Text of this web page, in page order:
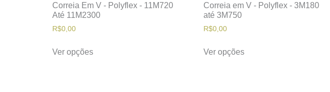
Correia Em V - Polyflex - 11M720
Até 11M2300
R$0,00
Ver opções
Correia em V - Polyflex - 3M180
até 3M750
R$0,00
Ver opções